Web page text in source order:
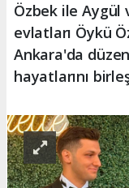
Özbek ile Aygül
evlatları Öykü
Ankara'da
hayatlarını